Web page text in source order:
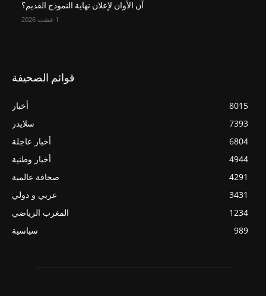
آن الأوان لإعلان نهاية النموذج القديم؟
1 غشت 2026
قوائم الصحيفة
أخبار
8015
سلايدر
7393
أخبار عاجلة
6804
أخبار وطنية
4944
صحافة عالمية
4291
عربي و دولي
3431
المغرب الرياضي
1234
سياسية
989